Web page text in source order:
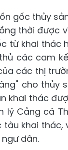
gốc thủy
thời được
từ khai thác
các cam
các thị
cho thủy
khai thác
lý Cảng cá
khai thác,
dân.